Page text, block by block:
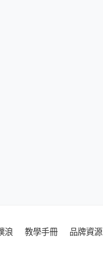
浪 教學手冊 品牌資源